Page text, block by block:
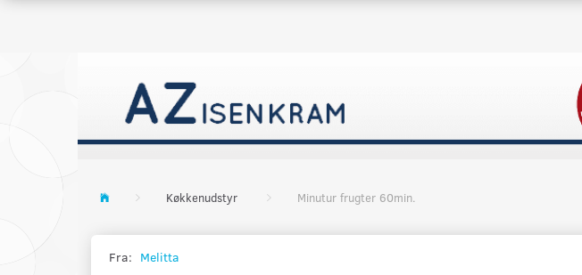
Køkkenudstyr Minutur frugter 60min.
Fra: Melitta